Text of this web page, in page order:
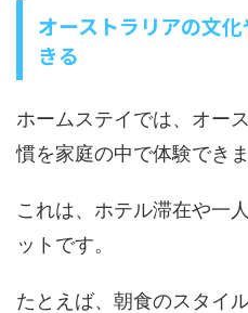
オーストラリアの文
きる
ホームステイでは、オー
慣を家庭の中で体験できま
これは、ホテル滞在や一
ットです。
たとえば、朝食のスタイ